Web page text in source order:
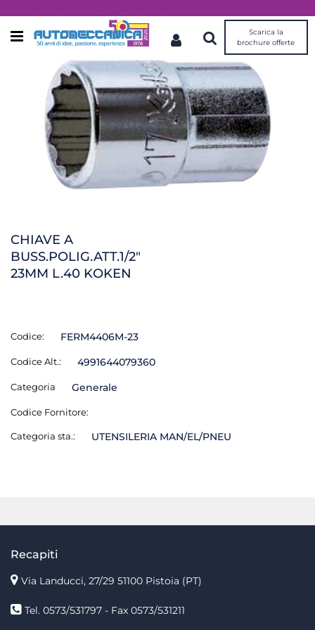
Open menu
Scarica la
brochure offerte
CHIAVE A
BUSS.POLIG.ATT.1/2"
23MM L.40 KOKEN
Codice: FERM4406M-23
Codice Alt.: 4991644079360
Categoria Generale
Codice Fornitore:
Categoria sta.: UTENSILERIA MAN/EL/PNEU
Recapiti
Via Landucci, 27/29 51100 Pistoia (PT)
Tel. 0573/531797 - Fax 0573/531211